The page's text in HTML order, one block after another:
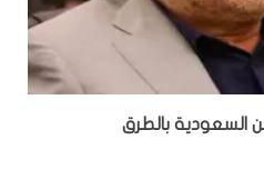
السعودية بالطرق